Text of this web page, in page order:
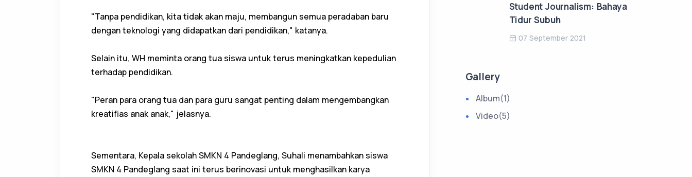
"Tanpa pendidikan, kita tidak akan maju, membangun semua peradaban baru
dengan teknologi yang didapatkan dari pendidikan," katanya.
Selain itu, WH meminta orang tua siswa untuk terus meningkatkan kepedulian
terhadap pendidikan.
"Peran para orang tua dan para guru sangat penting dalam mengembangkan
kreatifias anak anak," jelasnya.
Sementara, Kepala sekolah SMKN 4 Pandeglang, Suhali menambahkan siswa
SMKN 4 Pandeglang saat ini terus berinovasi untuk menghasilkan karya
Student Journalism: Bahaya
Tidur Subuh
07 September 2021
Gallery
Album(1)
Video(5)